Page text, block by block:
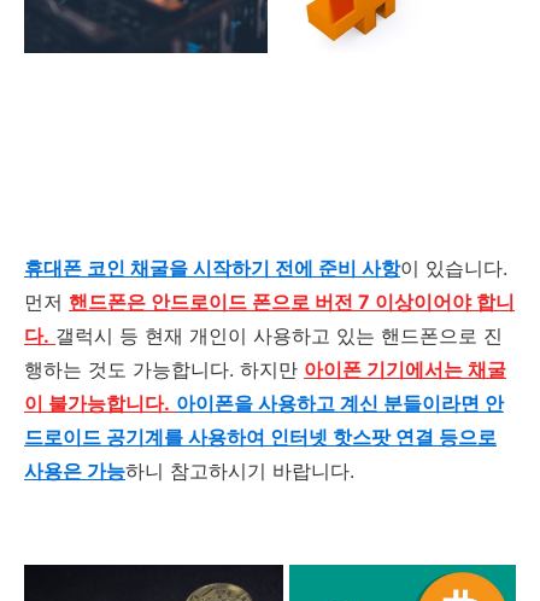
휴대폰 코인 채굴을 시작하기 전에 준비 사항이 있습니다.
먼저 핸드폰은 안드로이드 폰으로 버전 7 이상이어야 합니
다. 갤럭시 등 현재 개인이 사용하고 있는 핸드폰으로 진
행하는 것도 가능합니다. 하지만 아이폰 기기에서는 채굴
이 불가능합니다. 아이폰을 사용하고 계신 분들이라면 안
드로이드 공기계를 사용하여 인터넷 핫스팟 연결 등으로
사용은 가능하니 참고하시기 바랍니다.